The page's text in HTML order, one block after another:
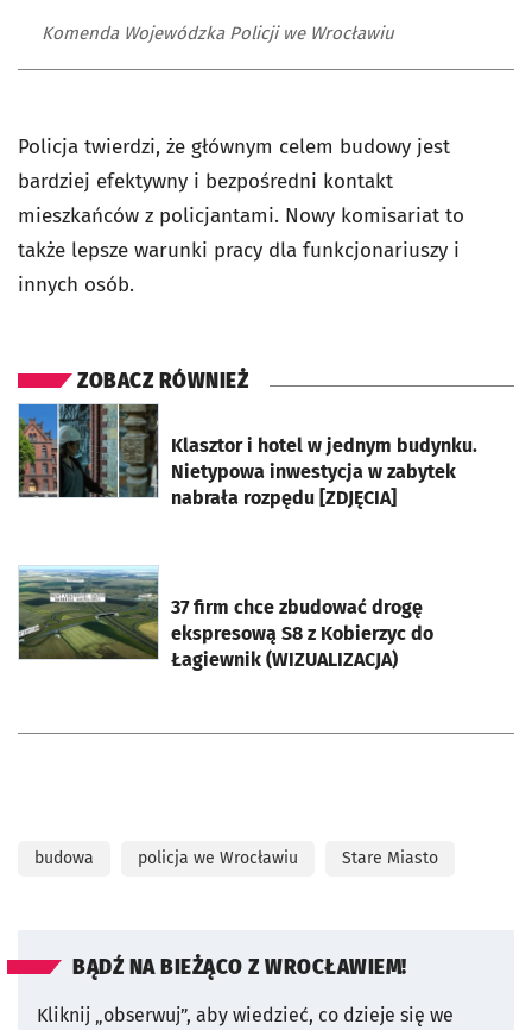
Komenda Wojewódzka Policji we Wrocławiu
Policja twierdzi, że głównym celem budowy jest
bardziej efektywny i bezpośredni kontakt
mieszkańców z policjantami. Nowy komisariat to
także lepsze warunki pracy dla funkcjonariuszy i
innych osób.
ZOBACZ RÓWNIEŻ
Klasztor i hotel w jednym budynku.
Nietypowa inwestycja w zabytek
nabrała rozpędu [ZDJĘCIA]
otworzy się w nowej karcie
37 firm chce zbudować drogę
ekspresową S8 z Kobierzyc do
Łagiewnik (WIZUALIZACJA)
otworzy się w nowej karcie
budowa policja we Wrocławiu Stare Miasto
BĄDŹ NA BIEŻĄCO Z WROCŁAWIEM!
Kliknij „obserwuj”, aby wiedzieć, co dzieje się we